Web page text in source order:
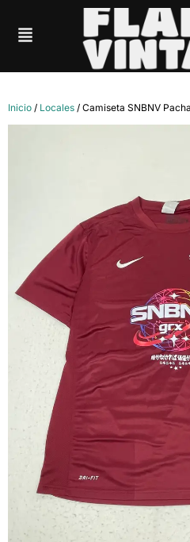
Inicio / Locales / Camiseta SNBNV